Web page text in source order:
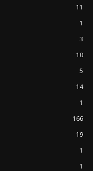
11
1
3
10
5
14
1
166
19
1
1